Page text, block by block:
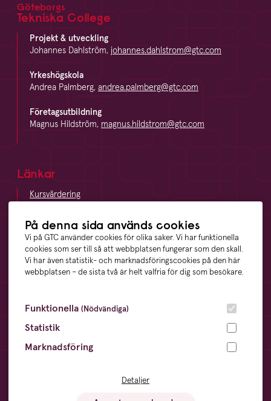
På denna sida används cookies
Vi på GTC använder cookies för olika saker. Vi har funktionella
cookies som ser till så att webbplatsen fungerar som den skall.
Vi har även statistik- och marknadsföringscookies på den här
webbplatsen – de sista två är helt valfria för dig som besökare.
Funktionella (Nödvändiga)
Statistik
Marknadsföring
Detaljer
Footer
Göteborgs
Tekniska College
Projekt & utveckling
Johannes Dahlström, johannes.dahlstrom@gtc.com
Yrkeshögskola
Andrea Palmberg, andrea.palmberg@gtc.com
Företagsutbildning
Magnus Hildström, magnus.hildstrom@gtc.com
Länkar
Kursvärdering
Vägbeskrivning
Visselblåsning
Våra ägare
Övrigt
Dataskyddsförordningen- din digitala integritet
- en översikt över webbplatsen